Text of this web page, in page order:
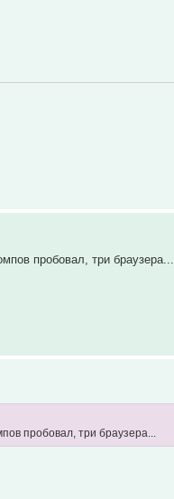
пробовал, три браузера...
пробовал, три браузера...